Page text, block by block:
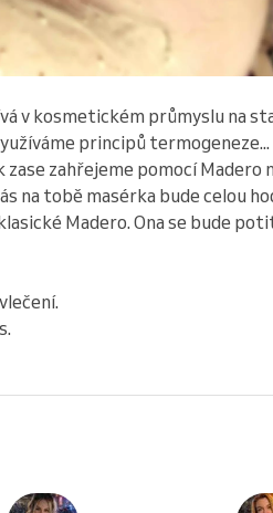
v kosmetickém průmyslu na
principů
zase zahřejeme pomocí Madero
na tobě masérka bude celou
Madero. Ona se bude